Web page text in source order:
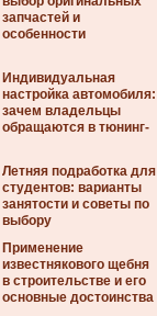
запчастей и
особенности
Индивидуальная
настройка автомобиля:
зачем владельцы
обращаются в тюнинг-
Летняя подработка для
студентов: варианты
занятости и советы по
выбору
Применение
известнякового щебня
в строительстве и его
основные достоинства